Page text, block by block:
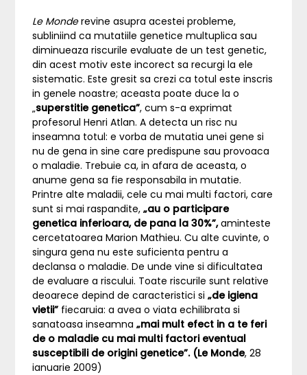
Le Monderevine asupra acestei probleme,
subliniind ca mutatiile genetice multuplica sau
diminueaza riscurile evaluate de un test genetic,
din acest motiv este incorect sa recurgi la ele
sistematic. Este gresit sa crezi ca totul este inscris
in genele noastre; aceasta poate duce la o
„superstitie genetica”, cum s-a exprimat
profesorul Henri Atlan. A detecta un risc nu
inseamna totul: e vorba de mutatia unei gene si
nu de gena in sine care predispune sau provoaca
o maladie. Trebuie ca, in afara de aceasta, o
anume gena sa fie responsabila in mutatie.
Printre alte maladii, cele cu mai multi factori, care
sunt si mai raspandite,„au o participare
genetica inferioara, de pana la 30%”,aminteste
cercetatoarea Marion Mathieu. Cu alte cuvinte, o
singura gena nu este suficienta pentru a
declansa o maladie. De unde vine si dificultatea
de evaluare a riscului. Toate riscurile sunt relative
deoarece depind de caracteristici si„de igiena
vietii” fiecaruia: a avea o viata echilibrata si
sanatoasa inseamna„mai mult efect in a te feri
de o maladie cu mai multi factori eventual
susceptibili de origini genetice”. (Le Monde, 28
ianuarie 2009)